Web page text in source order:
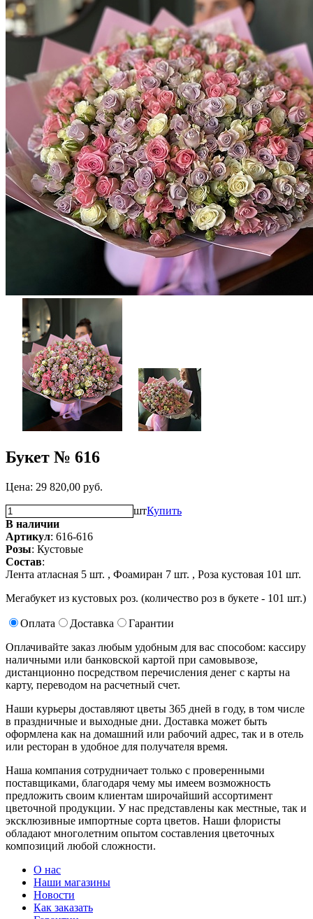
Букет № 616
Цена: 29 820,00 руб.
штКупить
В наличии
Артикул: 616-616
Розы: Кустовые
Состав:
Лента атласная 5 шт. , Фоамиран 7 шт. , Роза кустовая 101 шт.
Мегабукет из кустовых роз. (количество роз в букете - 101 шт.)
Оплата Доставка
Гарантии
Оплачивайте заказ любым удобным для вас способом: кассиру
наличными или банковской картой при самовывозе,
дистанционно посредством перечисления денег с карты на
карту, переводом на расчетный счет.
Наши курьеры доставляют цветы 365 дней в году, в том числе
в праздничные и выходные дни. Доставка может быть
оформлена как на домашний или рабочий адрес, так и в отель
или ресторан в удобное для получателя время.
Наша компания сотрудничает только с проверенными
поставщиками, благодаря чему мы имеем возможность
предложить своим клиентам широчайший ассортимент
цветочной продукции. У нас представлены как местные, так и
эксклюзивные импортные сорта цветов. Наши флористы
обладают многолетним опытом составления цветочных
композиций любой сложности.
О нас
Наши магазины
Новости
Как заказать